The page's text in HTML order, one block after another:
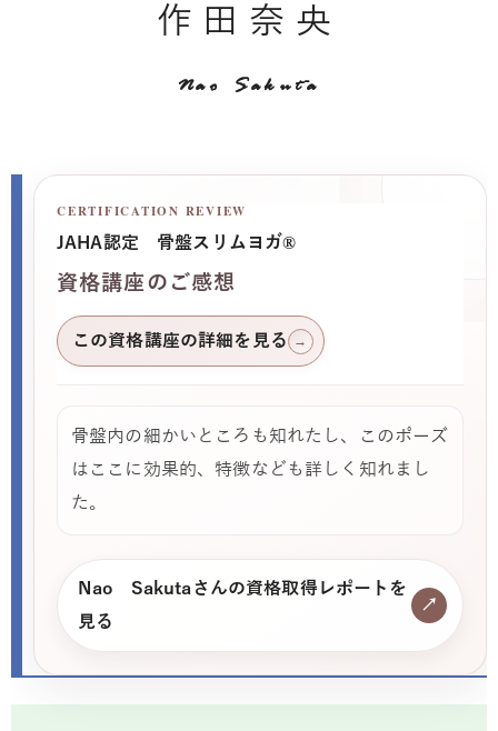
作田奈央
Nao Sakuta
CERTIFICATION REVIEW
JAHA認定 骨盤スリムヨガ®
資格講座のご感想
この資格講座の詳細を見る →
骨盤内の細かいところも知れたし、このポーズ
はここに効果的、特徴なども詳しく知れまし
た。
Nao Sakutaさんの資格取得レポートを
見る
↗